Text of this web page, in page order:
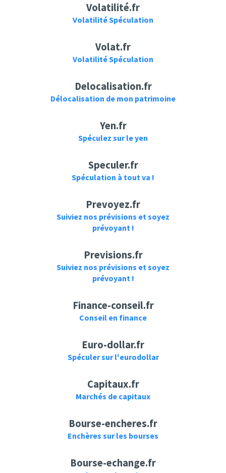
Volatilité.fr
Volatilité Spéculation
Volat.fr
Volatilité Spéculation
Delocalisation.fr
Délocalisation de mon patrimoine
Yen.fr
Spéculez sur le yen
Speculer.fr
Spéculation à tout va !
Prevoyez.fr
Suiviez nos prévisions et soyez
prévoyant !
Previsions.fr
Suiviez nos prévisions et soyez
prévoyant !
Finance-conseil.fr
Conseil en finance
Euro-dollar.fr
Spéculer sur l'eurodollar
Capitaux.fr
Marchés de capitaux
Bourse-encheres.fr
Enchères sur les bourses
Bourse-echange.fr